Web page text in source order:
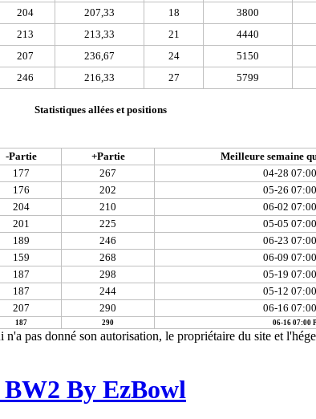
204 207,33 18 3800
213 213,33 21 4440
207 236,67 24 5150
246 216,33 27 5799
Statistiques allées et positions
-Partie +Partie Meilleure semaine
177 267 04-28
176 202 05-26
204 210 06-02
201 225 05-05
189 246 06-23
159 268 06-09
187 298 05-19
187 244 05-12
207 290 06-16
187 290 06-16 07:00
pas donné son autorisation, le propriétaire du site et
By EzBowl